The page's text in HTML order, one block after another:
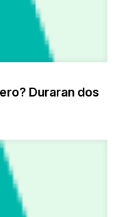
Duraran dos